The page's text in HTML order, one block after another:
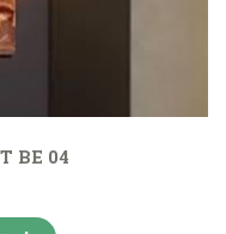
BE 04